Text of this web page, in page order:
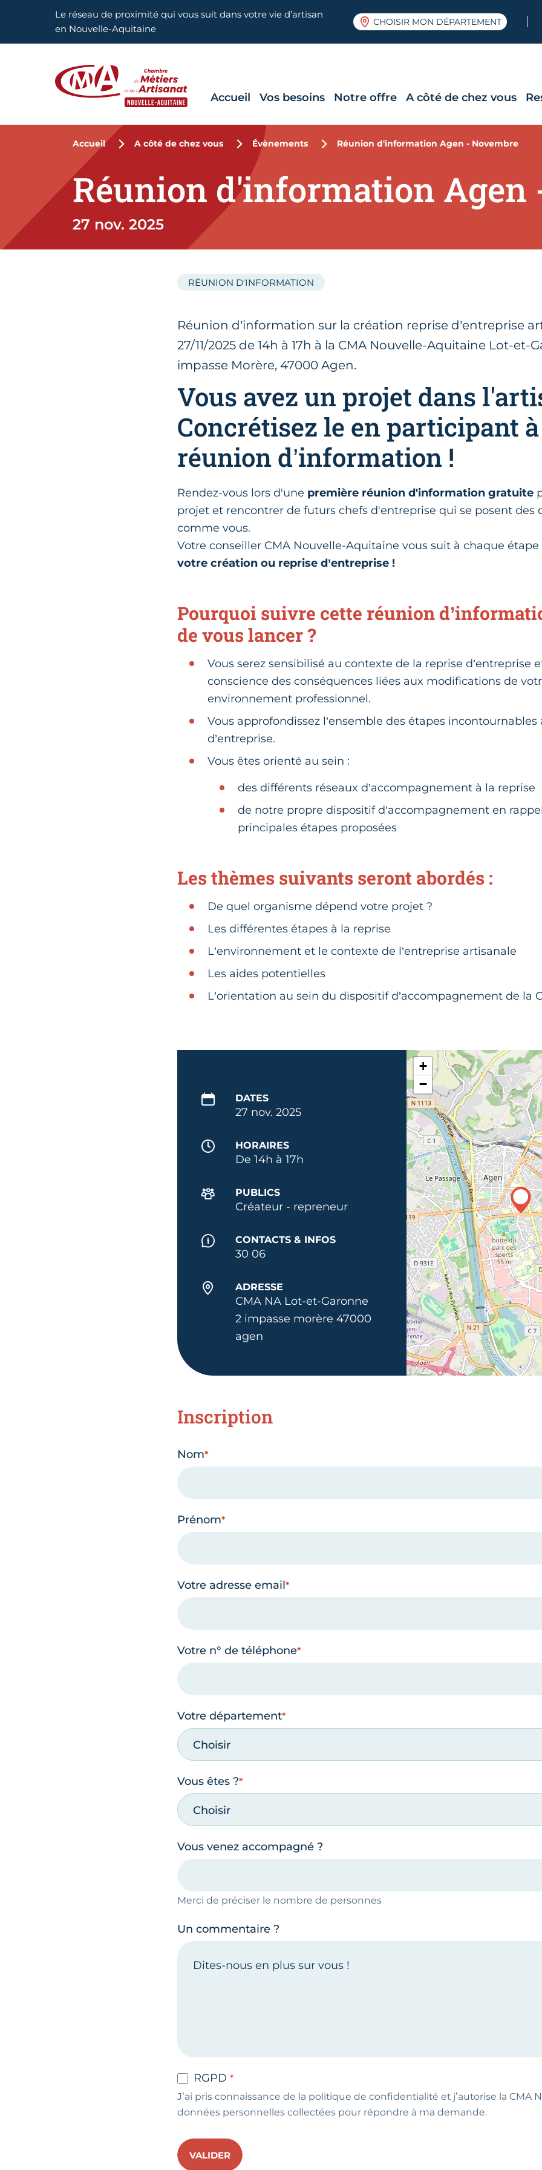
Aller en haut de pageLe réseau de proximité qui vous suit dans votre vie d’artisan
en Nouvelle-Aquitaine
CHOISIR MON DÉPARTEMENT
Accueil Vos besoins Notre offre A côté de chez vous
Accueil A côté de chez vous Évènements Réunion d'information Agen - Novembre
Réunion d'information Agen
27 nov. 2025
RÉUNION D'INFORMATION
Réunion d’information sur la création reprise d’entreprise
27/11/2025 de 14h à 17h à la CMA Nouvelle-Aquitaine Lot-et-
impasse Morère, 47000 Agen.
Vous avez un projet dans
Concrétisez le en participant
réunion d’information !
Rendez-vous lors d'une première réunion d'information gratuite
projet et rencontrer de futurs chefs d'entreprise qui se posent des
comme vous.
Votre conseiller CMA Nouvelle-Aquitaine vous suit à chaque
votre création ou reprise d’entreprise !
Pourquoi suivre cette réunion
de vous lancer ?
Vous serez sensibilisé au contexte de la reprise d’entreprise
conscience des conséquences liées aux modifications de
environnement professionnel.
Vous approfondissez l’ensemble des étapes incontournables
d’entreprise.
Vous êtes orienté au sein :
des différents réseaux d’accompagnement à la reprise
de notre propre dispositif d’accompagnement en
principales étapes proposées
Les thèmes suivants seront abordés :
De quel organisme dépend votre projet ?
Les différentes étapes à la reprise
L’environnement et le contexte de l’entreprise artisanale
Les aides potentielles
L’orientation au sein du dispositif d’accompagnement de la
DATES
27 nov. 2025
HORAIRES
De 14h à 17h
PUBLICS
Créateur - repreneur
CONTACTS & INFOS
30 06
ADRESSE
CMA NA Lot-et-Garonne
2 impasse morère 47000
agen
+
−
Inscription
Nom
Prénom
Votre adresse email
Votre n° de téléphone
Votre département
Choisir
Vous êtes ?
Choisir
Vous venez accompagné ?
Merci de préciser le nombre de personnes
Un commentaire ?
RGPD
J’ai pris connaissance de la politique de confidentialité et j’autorise la CMA
données personnelles collectées pour répondre à ma demande.
VALIDER